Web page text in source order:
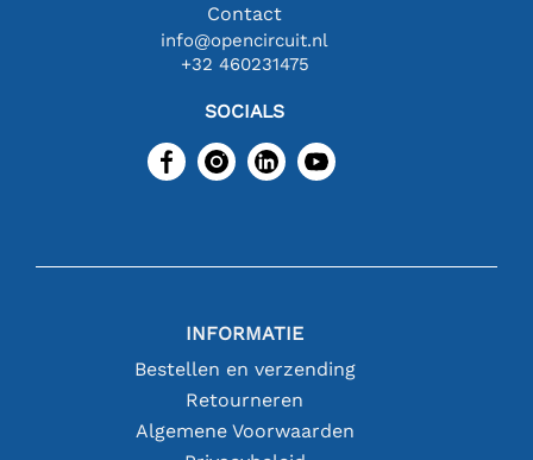
Contact
info@opencircuit.nl
+32 460231475
SOCIALS
INFORMATIE
Bestellen en verzending
Retourneren
Algemene Voorwaarden